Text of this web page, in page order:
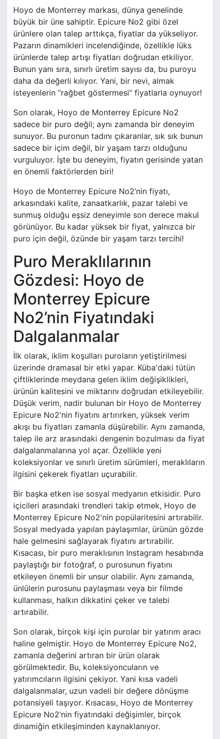
Hoyo de Monterrey markası, dünya genelinde
büyük bir üne sahiptir. Epicure No2 gibi özel
ürünlere olan talep arttıkça, fiyatlar da yükseliyor.
Pazarın dinamikleri incelendiğinde, özellikle lüks
ürünlerde talep artışı fiyatları doğrudan etkiliyor.
Bunun yanı sıra, sınırlı üretim sayısı da, bu puroyu
daha da değerli kılıyor. Yani, bir nevi, almak
isteyenlerin “rağbet göstermesi” fiyatlarla oynuyor!
Son olarak, Hoyo de Monterrey Epicure No2
sadece bir puro değil; aynı zamanda bir deneyim
sunuyor. Bu puronun tadını çıkaranlar, sık sık bunun
sadece bir içim değil, bir yaşam tarzı olduğunu
vurguluyor. İşte bu deneyim, fiyatın gerisinde yatan
en önemli faktörlerden biri!
Hoyo de Monterrey Epicure No2’nin fiyatı,
arkasındaki kalite, zanaatkarlık, pazar talebi ve
sunmuş olduğu eşsiz deneyimle son derece makul
görünüyor. Bu kadar yüksek bir fiyat, yalnızca bir
puro için değil, özünde bir yaşam tarzı tercihi!
Puro Meraklılarının
Gözdesi: Hoyo de
Monterrey Epicure
No2’nin Fiyatındaki
Dalgalanmalar
İlk olarak, iklim koşulları puroların yetiştirilmesi
üzerinde dramasal bir etki yapar. Küba'daki tütün
çiftliklerinde meydana gelen iklim değişiklikleri,
ürünün kalitesini ve miktarını doğrudan etkileyebilir.
Düşük verim, nadir bulunan bir Hoyo de Monterrey
Epicure No2'nin fiyatını artırırken, yüksek verim
akışı bu fiyatları zamanla düşürebilir. Aynı zamanda,
talep ile arz arasındaki dengenin bozulması da fiyat
dalgalanmalarına yol açar. Özellikle yeni
koleksiyonlar ve sınırlı üretim sürümleri, meraklıların
ilgisini çekerek fiyatları uçurabilir.
Bir başka etken ise sosyal medyanın etkisidir. Puro
içicileri arasındaki trendleri takip etmek, Hoyo de
Monterrey Epicure No2'nin popülaritesini artırabilir.
Sosyal medyada yapılan paylaşımlar, ürünün gözde
hale gelmesini sağlayarak fiyatını artırabilir.
Kısacası, bir puro meraklısının Instagram hesabında
paylaştığı bir fotoğraf, o purosunun fiyatını
etkileyen önemli bir unsur olabilir. Aynı zamanda,
ünlülerin purosunu paylaşması veya bir filmde
kullanması, halkın dikkatini çeker ve talebi
artırabilir.
Son olarak, birçok kişi için purolar bir yatırım aracı
haline gelmiştir. Hoyo de Monterrey Epicure No2,
zamanla değerini artıran bir ürün olarak
görülmektedir. Bu, koleksiyoncuların ve
yatırımcıların ilgisini çekiyor. Yani kısa vadeli
dalgalanmalar, uzun vadeli bir değere dönüşme
potansiyeli taşıyor. Kısacası, Hoyo de Monterrey
Epicure No2’nin fiyatındaki değişimler, birçok
dinamiğin etkileşiminden kaynaklanıyor.